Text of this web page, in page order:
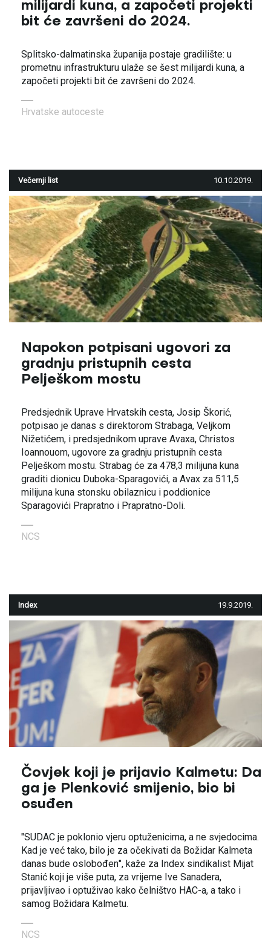
milijardi kuna, a započeti projekti
bit će završeni do 2024.
Splitsko-dalmatinska županija postaje gradilište: u
prometnu infrastrukturu ulaže se šest milijardi kuna, a
započeti projekti bit će završeni do 2024.
Hrvatske autoceste
Večernji list 10.10.2019.
Napokon potpisani ugovori za
gradnju pristupnih cesta
Pelješkom mostu
Predsjednik Uprave Hrvatskih cesta, Josip Škorić,
potpisao je danas s direktorom Strabaga, Veljkom
Nižetićem, i predsjednikom uprave Avaxa, Christos
Ioannouom, ugovore za gradnju pristupnih cesta
Pelješkom mostu. Strabag će za 478,3 milijuna kuna
graditi dionicu Duboka-Sparagovići, a Avax za 511,5
milijuna kuna stonsku obilaznicu i poddionice
Sparagovići Prapratno i Prapratno-Doli.
NCS
Index 19.9.2019.
Čovjek koji je prijavio Kalmetu: Da
ga je Plenković smijenio, bio bi
osuđen
"SUDAC je poklonio vjeru optuženicima, a ne svjedocima.
Kad je već tako, bilo je za očekivati da Božidar Kalmeta
danas bude oslobođen", kaže za Index sindikalist Mijat
Stanić koji je više puta, za vrijeme Ive Sanadera,
prijavljivao i optuživao kako čelništvo HAC-a, a tako i
samog Božidara Kalmetu.
NCS